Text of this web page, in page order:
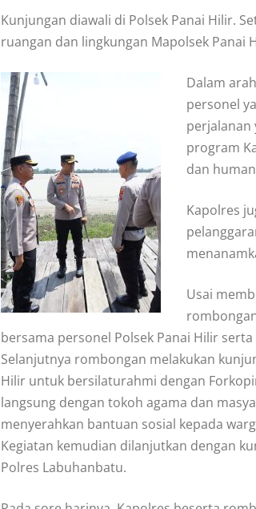
Kunjungan diawali di Polsek Panai Hilir.
ruangan dan lingkungan Mapolsek
Dalam
personel
perjalanan
program
dan
Kapolres
Usai
bersama personel Polsek Panai Hilir
Selanjutnya rombongan melakukan
Hilir untuk bersilaturahmi dengan
langsung dengan tokoh agama dan
menyerahkan bantuan sosial kepada
Kegiatan kemudian dilanjutkan dengan
Polres Labuhanbatu.